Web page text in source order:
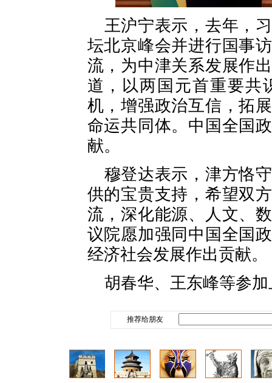
王沪宁表示，去年，
坛北京峰会并进行国事
流，为中津关系发展作
道，以两国元首重要共
机，增强政治互信，拓
命运共同体。中国全国
献。
穆登达表示，津方恪
供的宝贵支持，希望双
流，深化能源、人文、
议院愿加强同中国全国
经济社会发展作出贡献。
胡春华、王东峰等参
推荐给朋友